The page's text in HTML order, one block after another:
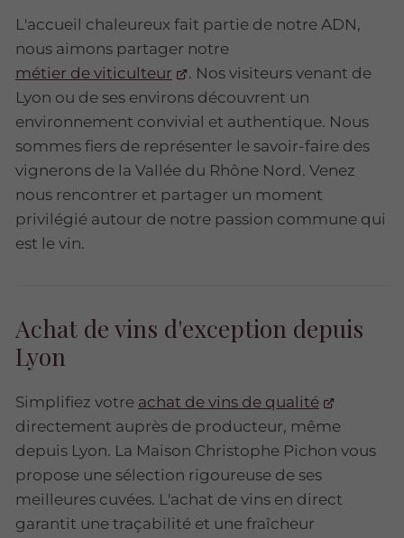
L'accueil chaleureux fait partie de notre ADN,
nous aimons partager notre
métier de viticulteur
. Nos visiteurs venant de
Lyon ou de ses environs découvrent un
environnement convivial et authentique. Nous
sommes fiers de représenter le savoir-faire des
vignerons de la Vallée du Rhône Nord. Venez
nous rencontrer et partager un moment
privilégié autour de notre passion commune qui
est le vin.
Achat de vins d'exception depuis
Lyon
Simplifiez votre achat de vins de qualité
directement auprès de producteur, même
depuis Lyon. La Maison Christophe Pichon vous
propose une sélection rigoureuse de ses
meilleures cuvées. L'achat de vins en direct
garantit une traçabilité et une fraîcheur